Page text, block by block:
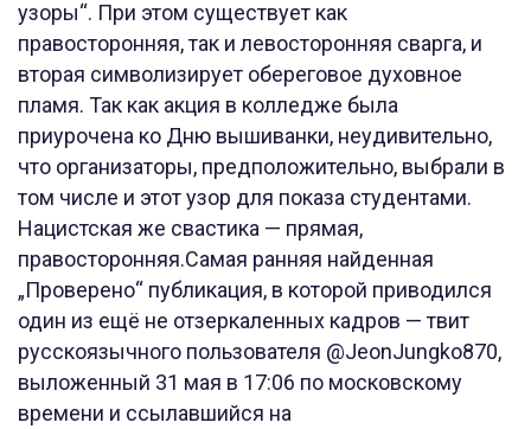
узоры“. При этом существует как
правосторонняя, так и левосторонняя сварга, и
вторая символизирует обереговое духовное
пламя. Так как акция в колледже была
приурочена ко Дню вышиванки, неудивительно,
что организаторы, предположительно, выбрали в
том числе и этот узор для показа студентами.
Нацистская же свастика — прямая,
правосторонняя.Самая ранняя найденная
„Проверено“ публикация, в которой приводился
один из ещё не отзеркаленных кадров — твит
русскоязычного пользователя @JeonJungko870,
выложенный 31 мая в 17:06 по московскому
времени и ссылавшийся на